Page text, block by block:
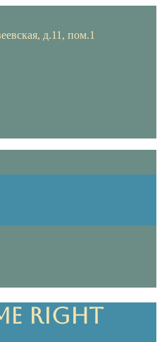
д.11, пом.1
Right